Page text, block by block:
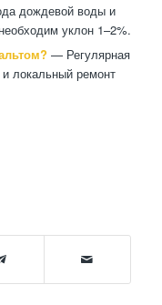
дождевой воды и
уклон 1–2%.
— Регулярная
локальный ремонт